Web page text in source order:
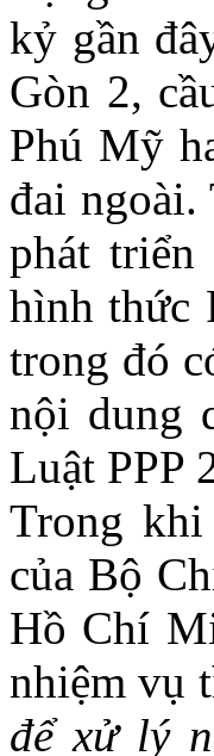
kỷ gần
Gòn 2,
Phú Mỹ
đai
phát triển
hình thức
trong đó
nội dung
Luật PPP
Trong
của Bộ
Hồ Chí
nhiệm vụ
để xử lý